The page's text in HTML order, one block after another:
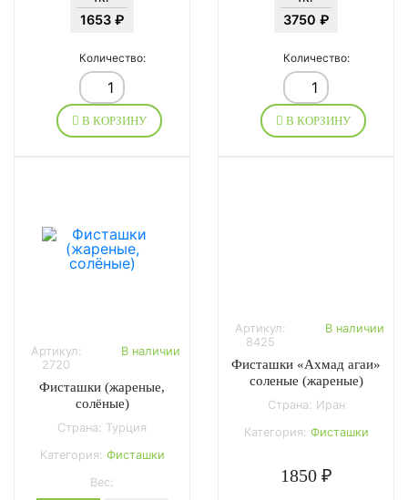
1653 ₽
Количество:
В КОРЗИНУ
3750 ₽
Количество:
В КОРЗИНУ
Артикул:
2720
В наличии
Фисташки (жареные,
солёные)
Страна: Турция
Категория: Фисташки
Вес:
Артикул:
8425
В наличии
Фисташки «Ахмад агаи»
соленые (жареные)
Страна: Иран
Категория: Фисташки
1850 ₽